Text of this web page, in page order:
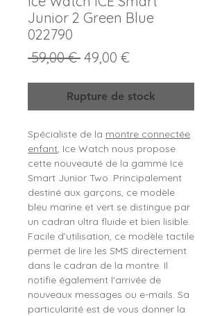
Junior 2 Green Blue
022790
59,00 € Prix
49,00 €Prix
Rupture de stock
Spécialiste de la montre connectée
enfant, Ice Watch nous propose
cette nouveauté de la gamme Ice
Smart Junior Two. Principalement
destiné aux garçons, ce modèle
bleu marine et vert se distingue par
un cadran ultra fluide et bien lisible.
Facile d’utilisation, ce modèle tactile
permet de lire les SMS directement
dans le cadran de la montre. Il
notifie également l'arrivée de
nouveaux messages ou e-mails. Sa
particularité est de vous donner la